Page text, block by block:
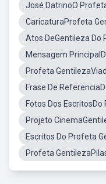
José DatrinoO
CaricaturaProfeta
Atos DeGentileza Do
Mensagem
Profeta
Frase De
Fotos Dos
Projeto
Escritos Do Profeta
Profeta